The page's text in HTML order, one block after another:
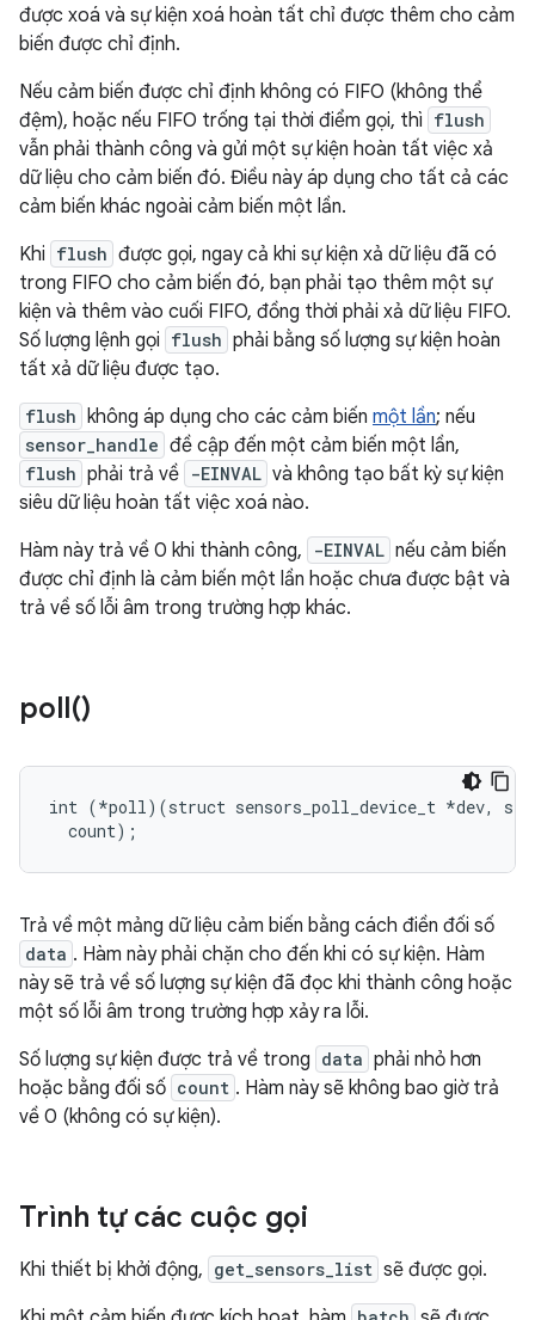
được xoá và sự kiện xoá hoàn tất chỉ được thêm cho cảm
biến được chỉ định.
Nếu cảm biến được chỉ định không có FIFO (không thể
đệm), hoặc nếu FIFO trống tại thời điểm gọi, thì flush
vẫn phải thành công và gửi một sự kiện hoàn tất việc xả
dữ liệu cho cảm biến đó. Điều này áp dụng cho tất cả các
cảm biến khác ngoài cảm biến một lần.
Khi flush được gọi, ngay cả khi sự kiện xả dữ liệu đã có
trong FIFO cho cảm biến đó, bạn phải tạo thêm một sự
kiện và thêm vào cuối FIFO, đồng thời phải xả dữ liệu FIFO.
Số lượng lệnh gọi flush phải bằng số lượng sự kiện hoàn
tất xả dữ liệu được tạo.
flush không áp dụng cho các cảm biến một lần; nếu
sensor_handle đề cập đến một cảm biến một lần,
flush phải trả về -EINVAL và không tạo bất kỳ sự kiện
siêu dữ liệu hoàn tất việc xoá nào.
Hàm này trả về 0 khi thành công,
-EINVAL nếu cảm biến
được chỉ định là cảm biến một lần hoặc chưa được bật và
trả về số lỗi âm trong trường hợp khác.
poll()
int (*poll)(struct sensors_poll_device_t *dev,
  count);
Trả về một mảng dữ liệu cảm biến bằng cách điền đối số
data . Hàm này phải chặn cho đến khi có sự kiện. Hàm
này sẽ trả về số lượng sự kiện đã đọc khi thành công hoặc
một số lỗi âm trong trường hợp xảy ra lỗi.
Số lượng sự kiện được trả về trong data phải nhỏ hơn
hoặc bằng đối số count . Hàm này sẽ không bao giờ trả
về 0 (không có sự kiện).
Trình tự các cuộc gọi
Khi thiết bị khởi động, get_sensors_list sẽ được gọi.